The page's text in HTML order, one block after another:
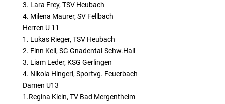
3. Lara Frey, TSV Heubach
4. Milena Maurer, SV Fellbach
Herren U 11
1. Lukas Rieger, TSV Heubach
2. Finn Keil, SG Gnadental-Schw.Hall
3. Liam Leder, KSG Gerlingen
4. Nikola Hingerl, Sportvg. Feuerbach
Damen U13
1.Regina Klein, TV Bad Mergentheim